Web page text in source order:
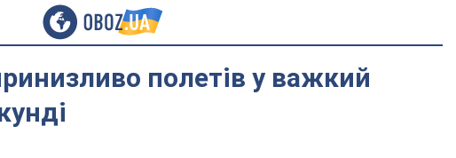
полетів у важкий